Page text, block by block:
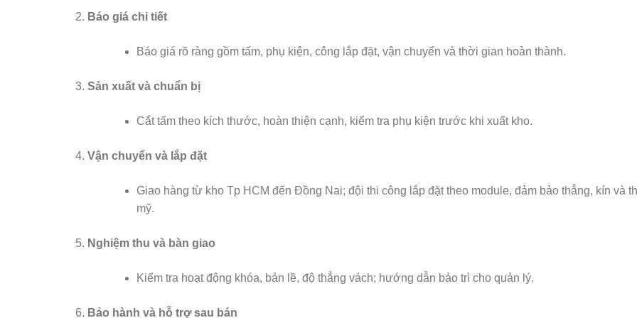
Báo giá chi tiết
Báo giá rõ ràng gồm tấm, phụ kiện, công lắp đặt, vận chuyển và thời gian hoàn thành.
Sản xuất và chuẩn bị
Cắt tấm theo kích thước, hoàn thiện cạnh, kiểm tra phụ kiện trước khi xuất kho.
Vận chuyển và lắp đặt
Giao hàng từ kho Tp HCM đến Đồng Nai; đội thi công lắp đặt theo module, đảm bảo thẳng, kín và
mỹ.
Nghiệm thu và bàn giao
Kiểm tra hoạt động khóa, bản lề, độ thẳng vách; hướng dẫn bảo trì cho quản lý.
Bảo hành và hỗ trợ sau bán